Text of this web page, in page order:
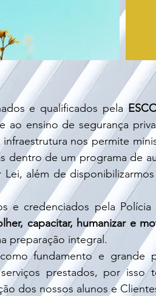
e qualificados pela
ao ensino de segurança
infraestrutura nos permite
dentro de um programa de
além de
e credenciados pela
capacitar, humanizar e
preparação integral.
fundamento e grande
prestados, por isso
dos nossos alunos e